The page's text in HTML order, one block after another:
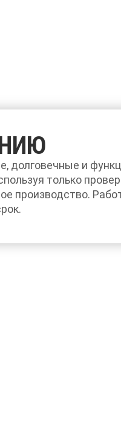
долговечные и
только
производство.